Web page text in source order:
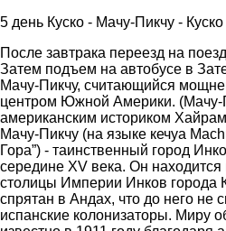
5 день Куско - Мачу-Пикчу - Куско
После завтрака переезд на
Затем подъем на автобусе в
Мачу-Пикчу, считающийся
центром Южной Америки. (Мачу-
американским историком
Мачу-Пикчу (на языке кечуа
Гора”) - таинственный город
середине XV века. Он
столицы Империи Инков города
спрятан в Андах, что до него не
испанские колонизаторы. Миру